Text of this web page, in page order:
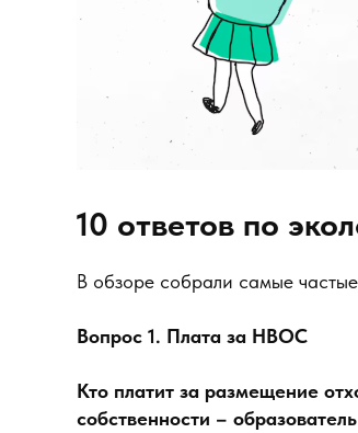
10 ответов по
В обзоре собрали самые
Вопрос 1. Плата за НВОС
Кто платит за размещение
собственности –